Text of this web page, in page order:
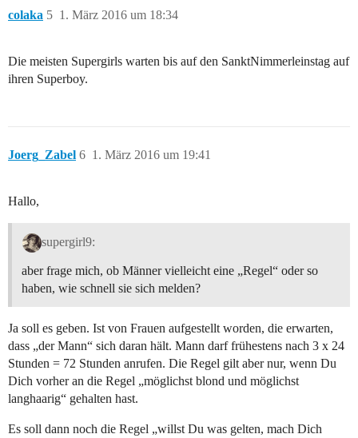
colaka 1. März 2016 um 18:34
5
Die meisten Supergirls warten bis auf den SanktNimmerleinstag auf
ihren Superboy.
Joerg_Zabel 1. März 2016 um 19:41
6
Hallo,
supergirl9:
aber frage mich, ob Männer vielleicht eine „Regel“ oder so
haben, wie schnell sie sich melden?
Ja soll es geben. Ist von Frauen aufgestellt worden, die erwarten,
dass „der Mann“ sich daran hält. Mann darf frühestens nach 3 x 24
Stunden = 72 Stunden anrufen. Die Regel gilt aber nur, wenn Du
Dich vorher an die Regel „möglichst blond und möglichst
langhaarig“ gehalten hast.
Es soll dann noch die Regel „willst Du was gelten, mach Dich